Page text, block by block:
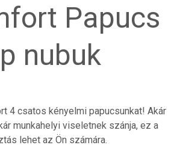
Papucs
nubuk
4 csatos kényelmi papucsunkat! Akár
munkahelyi viseletnek szánja, ez a
lehet az Ön számára.